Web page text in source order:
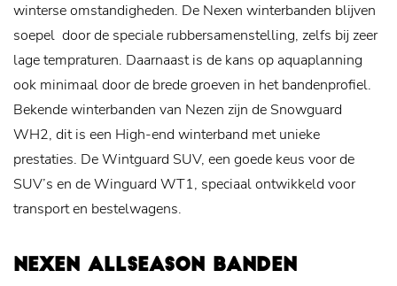
winterse omstandigheden. De Nexen winterbanden blijven
soepel door de speciale rubbersamenstelling, zelfs bij zeer
lage tempraturen. Daarnaast is de kans op aquaplanning
ook minimaal door de brede groeven in het bandenprofiel.
Bekende winterbanden van Nezen zijn de Snowguard
WH2, dit is een High-end winterband met unieke
prestaties. De Wintguard SUV, een goede keus voor de
SUV’s en de Winguard WT1, speciaal ontwikkeld voor
transport en bestelwagens.
NEXEN ALLSEASON BANDEN